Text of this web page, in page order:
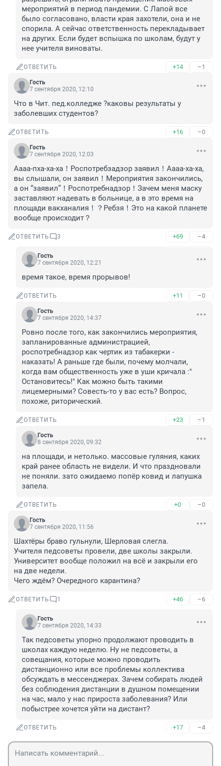
мероприятий в период пандемии. С Лапой все
было согласовано, власти края захотели, она и не
спорила. А сейчас ответственность перекладывает
на других. Если будет вспышка по школам, будут у
нее учителя виноваты.
ОТВЕТИТЬ +14 –1
Гость
7 сентября 2020, 12:10
Что в Чит. пед.колледже ?каковы результаты у
заболевших студентов?
ОТВЕТИТЬ +16 –0
Гость
7 сентября 2020, 12:03
Аааа-пха-ха-ха！Роспотребзадзор заявил！Аааа-ха-ха,
вы слышали, он заявил！Мероприятия закончились,
а он “заявил”！Роспотребнадзор！Зачем меня маску
заставляют надевать в больнице, а в это время на
площади вакханалия！？Ребзя！Это на какой планете
вообще происходит？
ОТВЕТИТЬ 3 +69 –4
Гость
7 сентября 2020, 12:21
время такое, время прорывов!
ОТВЕТИТЬ +11 –0
Гость
7 сентября 2020, 14:37
Ровно после того, как закончились мероприятия,
запланированные администрацией,
роспотребнадзор как чертик из табакерки -
наказать! А раньше где были, почему молчали,
когда вам общественность уже в уши кричала :"
Остановитесь!" Как можно быть такими
лицемерными? Совесть-то у вас есть? Вопрос,
похоже, риторический.
ОТВЕТИТЬ +23 –1
Гость
8 сентября 2020, 09:32
на площади, и нетолько. массовые гуляния, каких
край ранее область не видели. И что праздновали
не поняли. зато ожидаемо попёр ковид и лапушка
запела.
ОТВЕТИТЬ +0 –0
Гость
7 сентября 2020, 11:56
Шахтёры браво гульнули, Шерловая слегла.
Учителя педсоветы провели, две школы закрыли.
Университет вообще положил на всё и закрыли его
на две недели.
Чего ждём? Очередного карантина?
ОТВЕТИТЬ 1 +46 –6
Гость
7 сентября 2020, 14:33
Так педсоветы упорно продолжают проводить в
школах каждую неделю. Ну не педсоветы, а
совещания, которые можно проводить
дистанционно или все проблемы коллектива
обсуждать в мессенджерах. Зачем собирать людей
без соблюдения дистанции в душном помещении
на час, мало у нас прироста заболевания? Или
побыстрее хочется уйти на дистант?
ОТВЕТИТЬ +17 –4